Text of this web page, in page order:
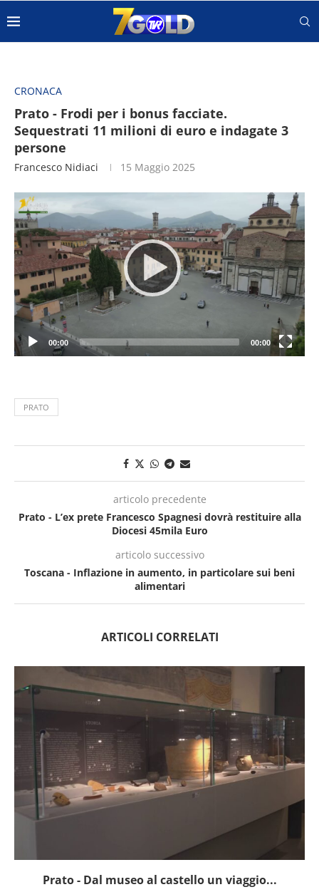
CRONACA
Prato - Frodi per i bonus facciate.
Sequestrati 11 milioni di euro e indagate 3
persone
Francesco Nidiaci 15 Maggio 2025
Video
Player
00:00 00:00
PRATO
articolo precedente
Prato - L’ex prete Francesco Spagnesi dovrà restituire alla
Diocesi 45mila Euro
articolo successivo
Toscana - Inflazione in aumento, in particolare sui beni
alimentari
ARTICOLI CORRELATI
Prato - Dal museo al castello un viaggio...